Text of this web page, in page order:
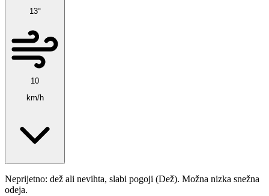
13°
10
km/h
Neprijetno: dež ali nevihta, slabi pogoji (Dež). Možna nizka snežna
odeja.